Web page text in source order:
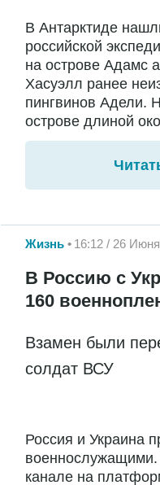
В Антарктиде
российской
на острове Адамс
Хасуэлл ранее
пингвинов Адели.
острове длиной
Жизнь 16:12 / 26
В Россию с
160
Взамен были
солдат ВСУ
Россия и Украина
канале на